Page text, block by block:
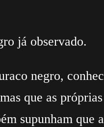
já observado.
negro,
que as
supunham